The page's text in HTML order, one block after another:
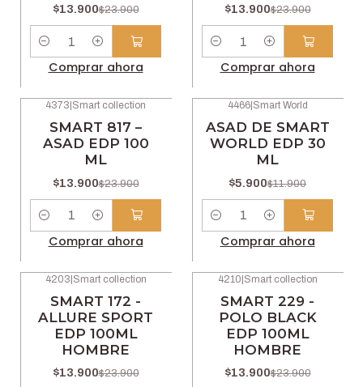
$13.900$23.900
Comprar ahora
$13.900$23.900
Comprar ahora
4373 Smart collection
SMART 817 –
ASAD EDP 100
ML
$13.900$23.900
Cantidad
Comprar ahora
4466| Smart World
ASAD DE SMART
WORLD EDP 30
ML
$5.900$11.900
Cantidad
Comprar ahora
4203|Smart collection
SMART 172 -
ALLURE SPORT
EDP 100ML
HOMBRE
$13.900$23.900
4210|Smart collection
SMART 229 -
POLO BLACK
EDP 100ML
HOMBRE
$13.900$23.900